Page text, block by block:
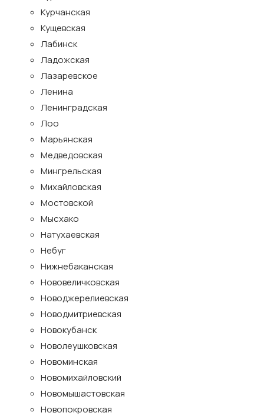
Курчанская
Кущевская
Лабинск
Ладожская
Лазаревское
Ленина
Ленинградская
Лоо
Марьянская
Медведовская
Мингрельская
Михайловская
Мостовской
Мысхако
Натухаевская
Небуг
Нижнебаканская
Нововеличковская
Новоджерелиевская
Новодмитриевская
Новокубанск
Новолеушковская
Новоминская
Новомихайловский
Новомышастовская
Новопокровская